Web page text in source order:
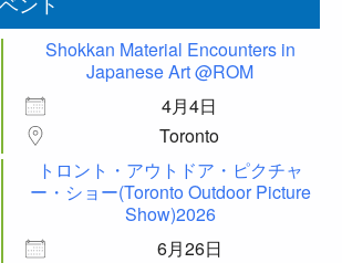
ント
Shokkan Material Encounters in
Japanese Art @ROM
4月4日
Toronto
トロント・アウトドア・ピクチャ
ー・ショー(Toronto Outdoor Picture
Show)2026
6月26日